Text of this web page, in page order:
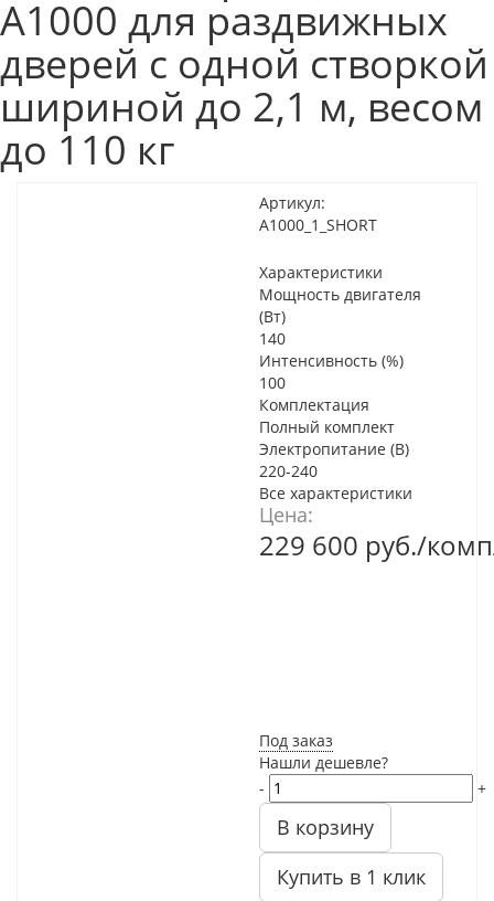
А1000 для раздвижных
дверей с одной створкой
шириной до 2,1 м, весом
до 110 кг
Артикул:
A1000_1_SHORT
Характеристики
Мощность двигателя
(Вт)
140
Интенсивность (%)
100
Комплектация
Полный комплект
Электропитание (В)
220-240
Все характеристики
Цена:
229 600 руб./
Под заказ
Нашли дешевле?
-
+
В корзину
Купить в 1 клик